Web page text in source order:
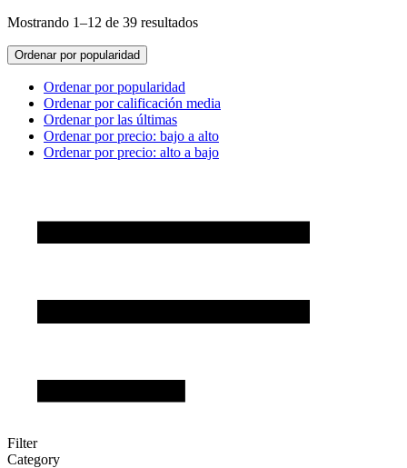
Mostrando 1–12 de 39 resultados
Ordenar por popularidad
Ordenar por popularidad
Ordenar por calificación media
Ordenar por las últimas
Ordenar por precio: bajo a alto
Ordenar por precio: alto a bajo
Filter
Category